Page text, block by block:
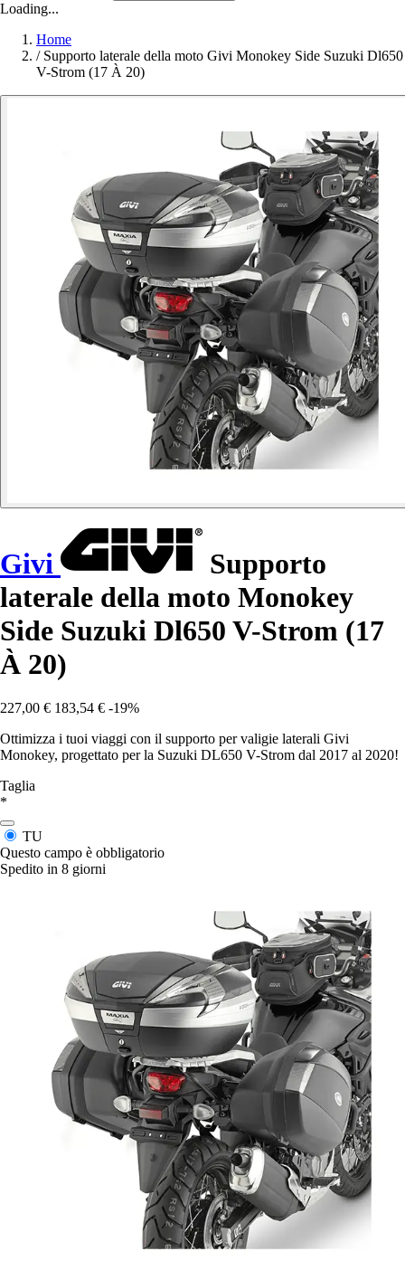
Loading...
Home
/ Supporto laterale della moto Givi Monokey Side Suzuki Dl650
V-Strom (17 À 20)
Givi
Supporto
laterale della moto Monokey
Side Suzuki Dl650 V-Strom (17
À 20)
227,00 € 183,54 € -19%
Ottimizza i tuoi viaggi con il supporto per valigie laterali Givi
Monokey, progettato per la Suzuki DL650 V-Strom dal 2017 al 2020!
Taglia
*
TU
Questo campo è obbligatorio
Spedito in 8 giorni